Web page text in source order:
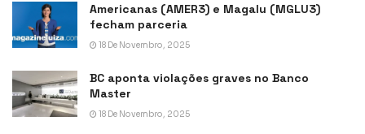
Americanas (AMER3) e Magalu (MGLU3)
fecham parceria
18 De Novembro, 2025
BC aponta violações graves no Banco
Master
18 De Novembro, 2025